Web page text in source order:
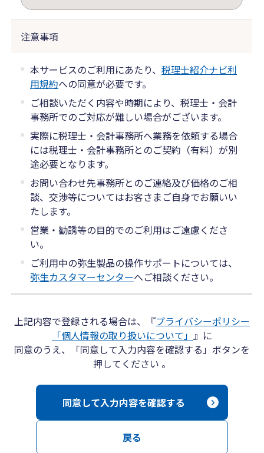
注意事項
本サービスのご利用にあたり、税理士紹介ナビ利
用規約への同意が必要です。
ご相談いただく内容や時期により、税理士・会計
事務所でのご対応が難しい場合がございます。
実際に税理士・会計事務所へ業務を依頼する場合
には税理士・会計事務所とのご契約（有料）が別
途必要となります。
お問い合わせ先事務所とのご連絡及び価格のご相
談、交渉等についてはお客さまご自身でお願いい
たします。
営業・勧誘等の目的でのご利用はご遠慮くださ
い。
ご利用中の弥生製品の操作サポートについては、
弥生カスタマーセンターへご相談ください。
上記内容で登録される場合は、『プライバシーポリシー
「個人情報の取り扱いについて」 』に
同意のうえ、「同意して入力内容を確認する」ボタンを
押してください 。
戻る
同意して入力内容を確認する